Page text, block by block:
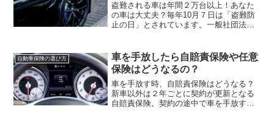
盗難される車は年間２万台以上！あなた
の車は大丈夫？毎年10月７日は「盗難防
止の日」とされています。一般社団法人
啓蒙活動を行っており、10月７日から10
月20日は「自...
自動車保険の選び方
車を手放したら自賠責保険や任意
保険はどうなるの？
車を手放す時、自賠責保険はどうなる？
新車以外は２年ごとに契約が更新となる
自賠責保険。契約の途中で車を手放すこ